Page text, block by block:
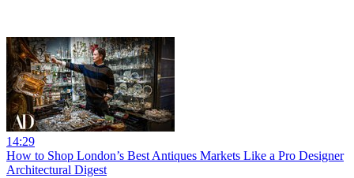
14:29
How to Shop London’s Best Antiques Markets Like a Pro Designer
Architectural Digest